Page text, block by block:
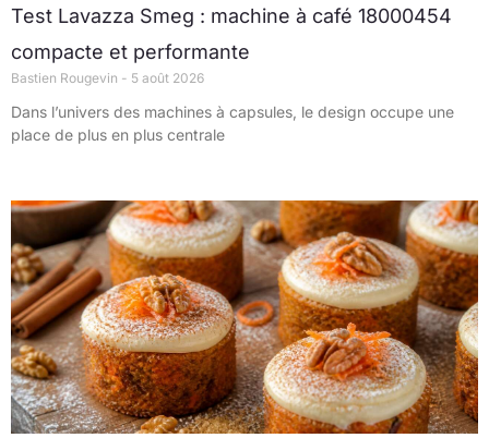
Test Lavazza Smeg : machine à café 18000454
compacte et performante
Bastien Rougevin 5 août 2026
Dans l’univers des machines à capsules, le design occupe une
place de plus en plus centrale